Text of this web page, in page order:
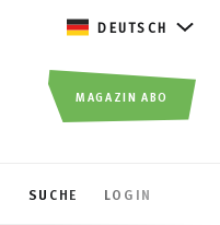
DEUTSCH
SUCHE LOGIN
MAGAZIN ABO